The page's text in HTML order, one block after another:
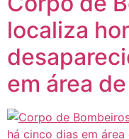
localiza
em área